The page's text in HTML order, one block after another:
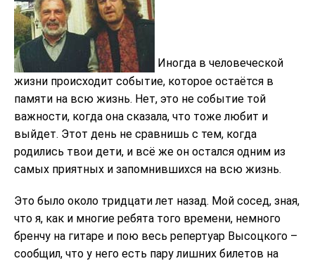
Иногда в человеческой
жизни происходит событие, которое остаётся в
памяти на всю жизнь. Нет, это не событие той
важности, когда она сказала, что тоже любит и
выйдет. Этот день не сравнишь с тем, когда
родились твои дети, и всё же он остался одним из
самых приятных и запомнившихся на всю жизнь.
Это было около тридцати лет назад. Мой сосед, зная,
что я, как и многие ребята того времени, немного
бренчу на гитаре и пою весь репертуар Высоцкого –
сообщил, что у него есть пару лишних билетов на